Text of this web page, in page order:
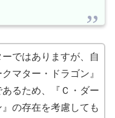
ではありますが、自
マター・ドラゴン』
るため、『Ｃ・ダー
の存在を考慮しても